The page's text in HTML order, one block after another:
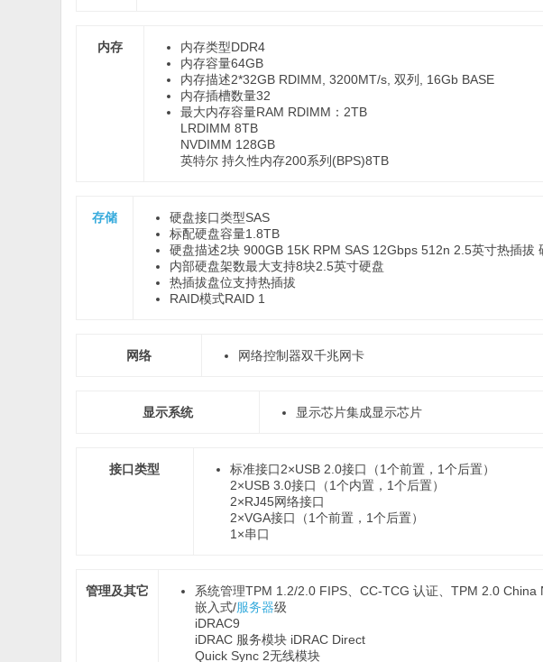
内存 内存类型DDR4
内存容量64GB
内存描述2*32GB RDIMM, 3200MT/s, 双列, 16Gb BASE
内存插槽数量32
最大内存容量RAM RDIMM：2TB
LRDIMM 8TB
NVDIMM 128GB
英特尔 持久性内存200系列(BPS)8TB
存储 硬盘接口类型SAS
标配硬盘容量1.8TB
硬盘描述2块 900GB 15K RPM SAS 12Gbps 512n 2.5英寸热插拔
内部硬盘架数最大支持8块2.5英寸硬盘
热插拔盘位支持热插拔
RAID模式RAID 1
网络 网络控制器双千兆网卡
显示系统 显示芯片集成显示芯片
接口类型 标准接口2×USB 2.0接口（1个前置，1个后置）
2×USB 3.0接口（1个内置，1个后置）
2×RJ45网络接口
2×VGA接口（1个前置，1个后置）
1×串口
管理及其它 系统管理TPM 1.2/2.0 FIPS、CC-TCG 认证、TPM 2.0
嵌入式/服务器级
iDRAC9
iDRAC 服务模块 iDRAC Direct
Quick Sync 2无线模块